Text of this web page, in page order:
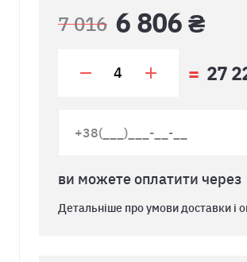
7 016 6 806 ₴
27
ви можете оплатити через
Детальніше про умови доставки і